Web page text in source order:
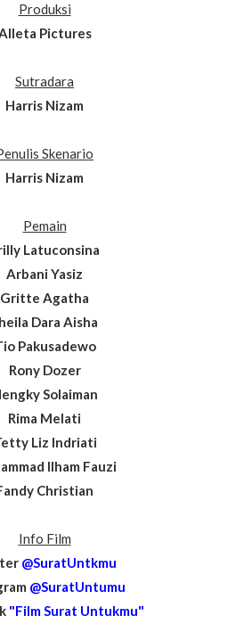
Produksi
Pictures
Sutradara
Harris Nizam
Skenario
Harris Nizam
Pemain
Latuconsina
Arbani Yasiz
Gritte Agatha
Dara Aisha
Pakusadewo
Rony Dozer
Solaiman
Rima Melati
Liz Indriati
Ilham Fauzi
Christian
Info Film
@SuratUntkmu
@SuratUntumu
"Film Surat Untukmu"